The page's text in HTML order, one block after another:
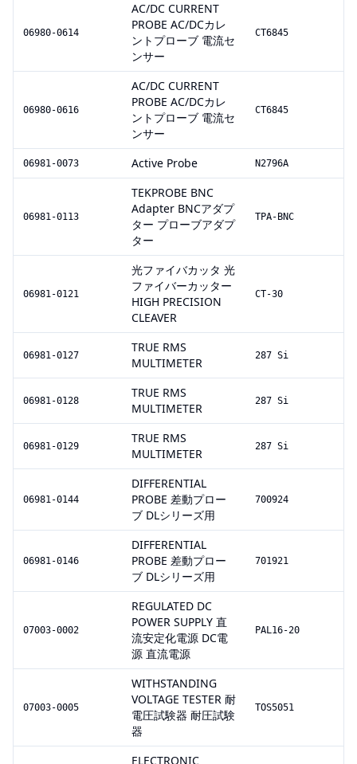
06980-0614
AC/DC CURRENT
PROBE AC/DCカレ
ントプローブ 電流セ
ンサー
CT6845
06980-0616
AC/DC CURRENT
PROBE AC/DCカレ
ントプローブ 電流セ
ンサー
CT6845
06981-0073 Active Probe N2796A
06981-0113
TEKPROBE BNC
Adapter BNCアダプ
ター プローブアダプ
ター
TPA-BNC
06981-0121
光ファイバカッタ 光
ファイバーカッター
HIGH PRECISION
CLEAVER
CT-30
06981-0127
TRUE RMS
MULTIMETER
287 Si
06981-0128
TRUE RMS
MULTIMETER
287 Si
06981-0129
TRUE RMS
MULTIMETER
287 Si
06981-0144
DIFFERENTIAL
PROBE 差動プロー
ブ DLシリーズ用
700924
06981-0146
DIFFERENTIAL
PROBE 差動プロー
ブ DLシリーズ用
701921
07003-0002
REGULATED DC
POWER SUPPLY 直
流安定化電源 DC電
源 直流電源
PAL16-20
07003-0005
WITHSTANDING
VOLTAGE TESTER 耐
電圧試験器 耐圧試験
器
TOS5051
ELECTRONIC